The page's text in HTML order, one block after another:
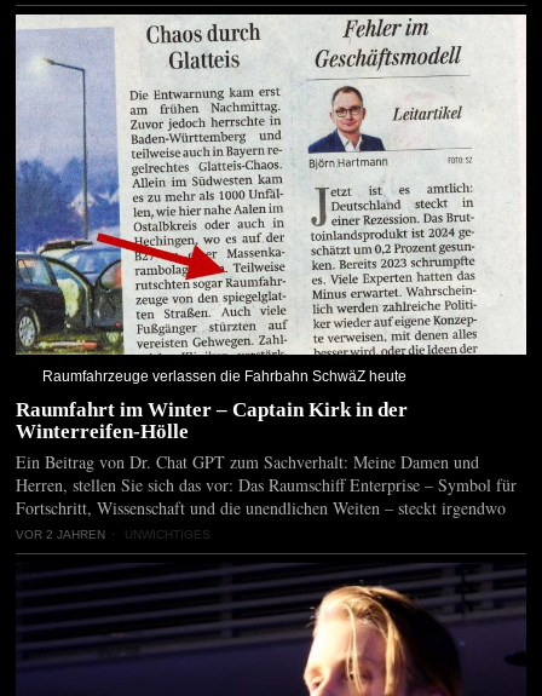
Raumfahrzeuge verlassen die Fahrbahn SchwäZ heute
Raumfahrt im Winter – Captain Kirk in der
Winterreifen-Hölle
Ein Beitrag von Dr. Chat GPT zum Sachverhalt: Meine Damen und
Herren, stellen Sie sich das vor: Das Raumschiff Enterprise – Symbol für
Fortschritt, Wissenschaft und die unendlichen Weiten – steckt irgendwo
VOR 2 JAHREN UNWICHTIGES